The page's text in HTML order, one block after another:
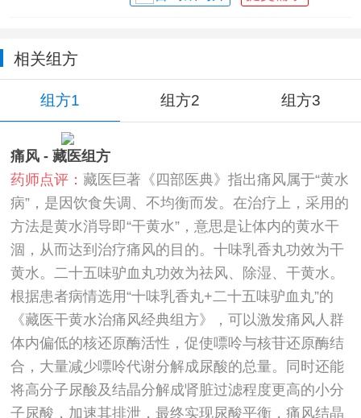
相关组方
组方1 组方2 组方3
痛风 - 藏医组方
药师点评： 藏医巨著《四部医典》指出痛风属于“黄水
病”，是因饮食失调、不均衡而发。在治疗上，采用的
方法是黄水消导即“干黄水”，意思是让体内的黄水干
涸，从而达到治疗痛风的目的。十味乳香丸功效为干
黄水。二十五味驴血丸功效为祛风、除湿、干黄水。
根据患者病情选用“十味乳香丸+二十五味驴血丸”的
《藏医干黄水治痛风经典组方》，可以激发痛风人群
体内偏低的核还原酶活性，促使嘌呤与核苷还原酶结
合，大量减少嘌呤代谢分解成尿酸的总量。同时还能
将高分子尿酸及结晶分解成肾脏过滤程度更高的小分
子尿酸，加速其排泄，最终实现尿酸平衡，痛风结晶